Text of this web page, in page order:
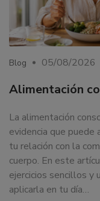
Blog 05/08/2026
Alimentación
La alimentación
evidencia que puede
tu relación con la
cuerpo. En este
ejercicios sencillos y
aplicarla en tu día…